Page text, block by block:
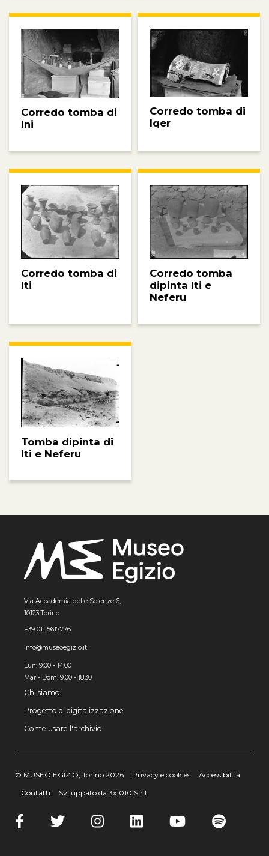
Corredo tomba di
Ini
Corredo tomba di
Iqer
Corredo tomba di
Iti
Corredo tomba
dipinta Iti e
Neferu
Tomba dipinta di
Iti e Neferu
Via Accademia delle Scienze 6,
10123 Torino
+39 011 5617776
info@museoegizio.it
Lun: 9:00 - 14:00
Mar - Dom: 9.00 - 18.30
Chi siamo
Progetto di digitalizzazione
Come usare l'archivio
© MUSEO EGIZIO, Torino 2026 Privacy e cookies
Accessibilità
Contatti
Sviluppato da 3x1010 S.r.l.